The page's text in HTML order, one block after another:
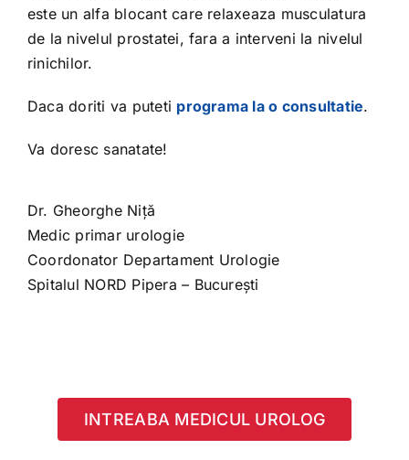
este un alfa blocant care relaxeaza musculatura
de la nivelul prostatei, fara a interveni la nivelul
rinichilor.
Daca doriti va puteti programa la o consultatie.
Va doresc sanatate!
Dr. Gheorghe Niță
Medic primar urologie
Coordonator Departament Urologie
Spitalul NORD Pipera – București
INTREABA MEDICUL UROLOG